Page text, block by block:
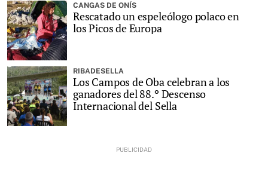
CANGAS DE ONÍS
Rescatado un espeleólogo polaco en
los Picos de Europa
RIBADESELLA
Los Campos de Oba celebran a los
ganadores del 88.º Descenso
Internacional del Sella